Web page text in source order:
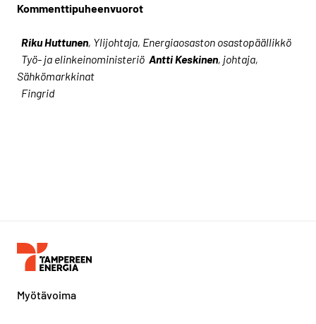
Kommenttipuheenvuorot
Riku Huttunen, Ylijohtaja, Energiaosaston osastopäällikkö
Työ- ja elinkeinoministeriö Antti Keskinen, johtaja,
Sähkömarkkinat
Fingrid
Myötävoima